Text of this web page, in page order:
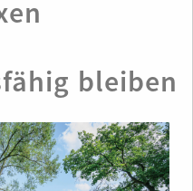
bleiben